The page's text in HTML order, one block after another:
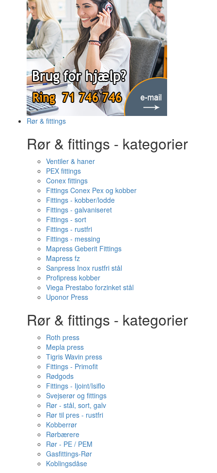
Rør & fittings
Rør & fittings - kategorier
Ventiler & haner
PEX fittings
Conex fittings
Fittings Conex Pex og kobber
Fittings - kobber/lodde
Fittings - galvaniseret
Fittings - sort
Fittings - rustfri
Fittings - messing
Mapress Geberit Fittings
Mapress fz
Sanpress Inox rustfri stål
Profipress kobber
Viega Prestabo forzinket stål
Uponor Press
Rør & fittings - kategorier
Roth press
Mepla press
Tigris Wavin press
Fittings - Primofit
Rødgods
Fittings - Ijoint/Isiflo
Svejserør og fittings
Rør - stål, sort, galv
Rør til pres - rustfri
Kobberrør
Rørbærere
Rør - PE / PEM
Gasfittings-Rør
Koblingsdåse